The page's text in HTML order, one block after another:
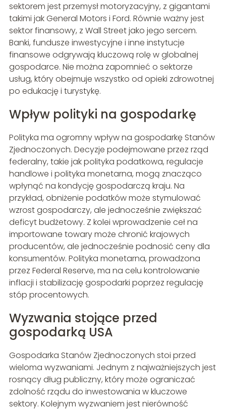
sektorem jest przemysł motoryzacyjny, z gigantami
takimi jak General Motors i Ford. Równie ważny jest
sektor finansowy, z Wall Street jako jego sercem.
Banki, fundusze inwestycyjne i inne instytucje
finansowe odgrywają kluczową rolę w globalnej
gospodarce. Nie można zapomnieć o sektorze
usług, który obejmuje wszystko od opieki zdrowotnej
po edukację i turystykę.
Wpływ polityki na gospodarkę
Polityka ma ogromny wpływ na gospodarkę Stanów
Zjednoczonych. Decyzje podejmowane przez rząd
federalny, takie jak polityka podatkowa, regulacje
handlowe i polityka monetarna, mogą znacząco
wpłynąć na kondycję gospodarczą kraju. Na
przykład, obniżenie podatków może stymulować
wzrost gospodarczy, ale jednocześnie zwiększać
deficyt budżetowy. Z kolei wprowadzenie ceł na
importowane towary może chronić krajowych
producentów, ale jednocześnie podnosić ceny dla
konsumentów. Polityka monetarna, prowadzona
przez Federal Reserve, ma na celu kontrolowanie
inflacji i stabilizację gospodarki poprzez regulację
stóp procentowych.
Wyzwania stojące przed
gospodarką USA
Gospodarka Stanów Zjednoczonych stoi przed
wieloma wyzwaniami. Jednym z najważniejszych jest
rosnący dług publiczny, który może ograniczać
zdolność rządu do inwestowania w kluczowe
sektory. Kolejnym wyzwaniem jest nierówność